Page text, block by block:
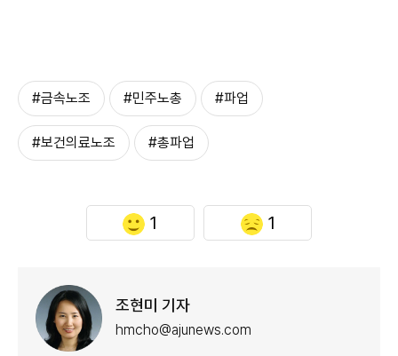
#금속노조 #민주노총 #파업
#보건의료노조 #총파업
1 1
조현미 기자
hmcho@ajunews.com